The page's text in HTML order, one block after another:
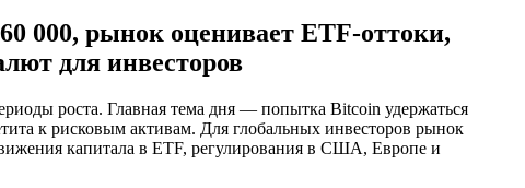
000, рынок оценивает ETF-оттоки,
для инвесторов
роста. Главная тема дня — попытка Bitcoin удержаться
к рисковым активам. Для глобальных инвесторов рынок
капитала в ETF, регулирования в США, Европе и